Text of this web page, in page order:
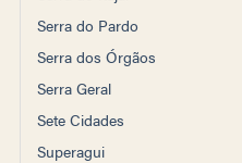
Serra do Pardo
Serra dos Órgãos
Serra Geral
Sete Cidades
Superagui